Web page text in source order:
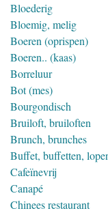
Bloederig
Bloemig, melig
Boeren (oprispen)
Boeren.. (kaas)
Borreluur
Bot (mes)
Bourgondisch
Bruiloft, bruiloften
Brunch, brunches
Buffet, buffetten,
Cafeïnevrij
Canapé
Chinees restaurant